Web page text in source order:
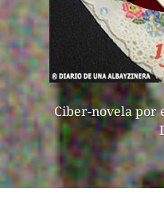
Ciber-novela por